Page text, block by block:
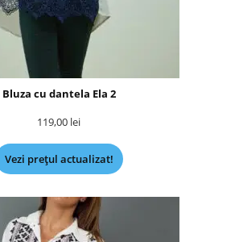
Bluza cu dantela Ela 2
119,00 lei
Vezi prețul actualizat!